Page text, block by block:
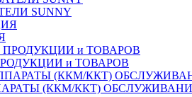
SUNNY
и ТОВАРОВ
(ККМ/ККТ)